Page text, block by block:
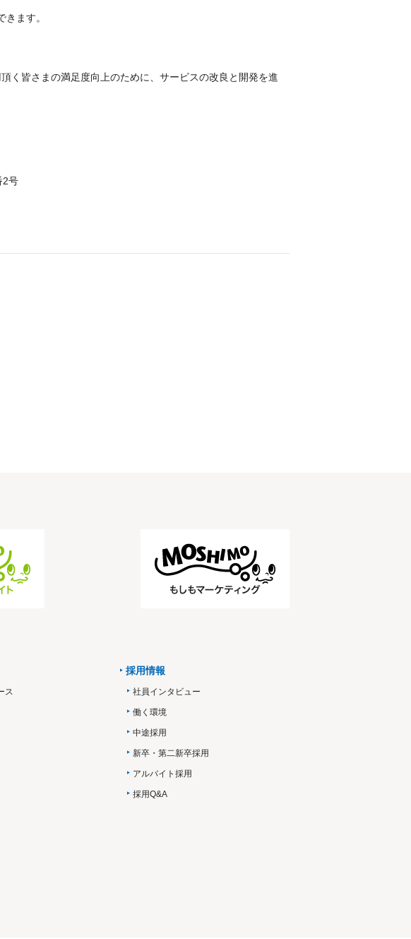
ます。
く皆さまの満足度向上のために、サービスの改良と開発を進
2号
ス
採用情報
社員インタビュー
働く環境
中途採用
新卒・第二新卒採用
アルバイト採用
採用Q&A